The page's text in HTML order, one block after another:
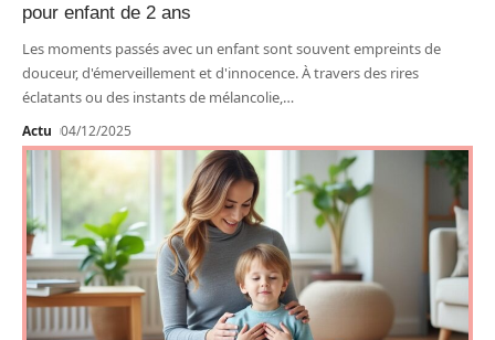
pour enfant de 2 ans
Les moments passés avec un enfant sont souvent empreints de
douceur, d'émerveillement et d'innocence. À travers des rires
éclatants ou des instants de mélancolie,…
Actu 04/12/2025